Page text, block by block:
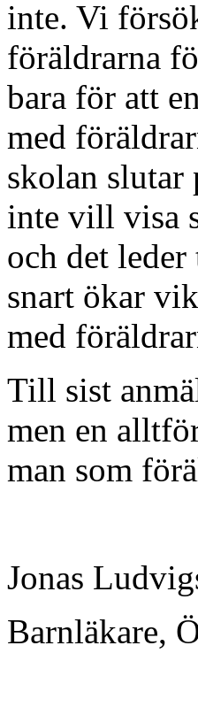
inte. Vi
föräldrarna
bara för att
med
skolan slutar
inte vill visa
och det
snart ökar
med
Till sist
men en
man som
Jonas
Barnläkare,